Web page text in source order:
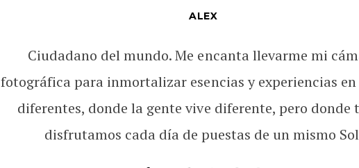
ALEX
Ciudadano del mundo. Me encanta llevarme mi
fotográfica para inmortalizar esencias y experiencias en
diferentes, donde la gente vive diferente, pero donde
disfrutamos cada día de puestas de un mismo